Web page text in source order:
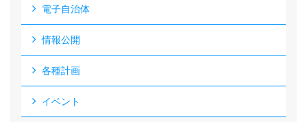
電子自治体
情報公開
各種計画
イベント